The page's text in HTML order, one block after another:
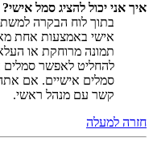
איך אני יכול להציג סמל אישי?
בתוך לוח הבקרה
תמונה מרוחקת או
להחליט לאפשר סמלים
סמלים אישיים. אם
קשר עם מנהל ראשי.
חזרה למעלה